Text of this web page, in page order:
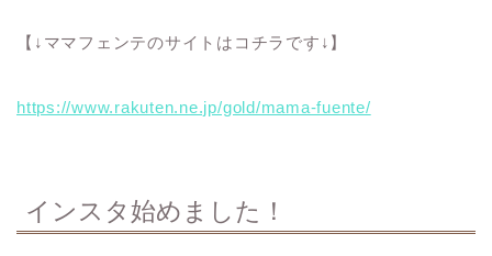
【↓ママフェンテのサイトはコチラです↓】
https://www.rakuten.ne.jp/gold/mama-fuente/
インスタ始めました！